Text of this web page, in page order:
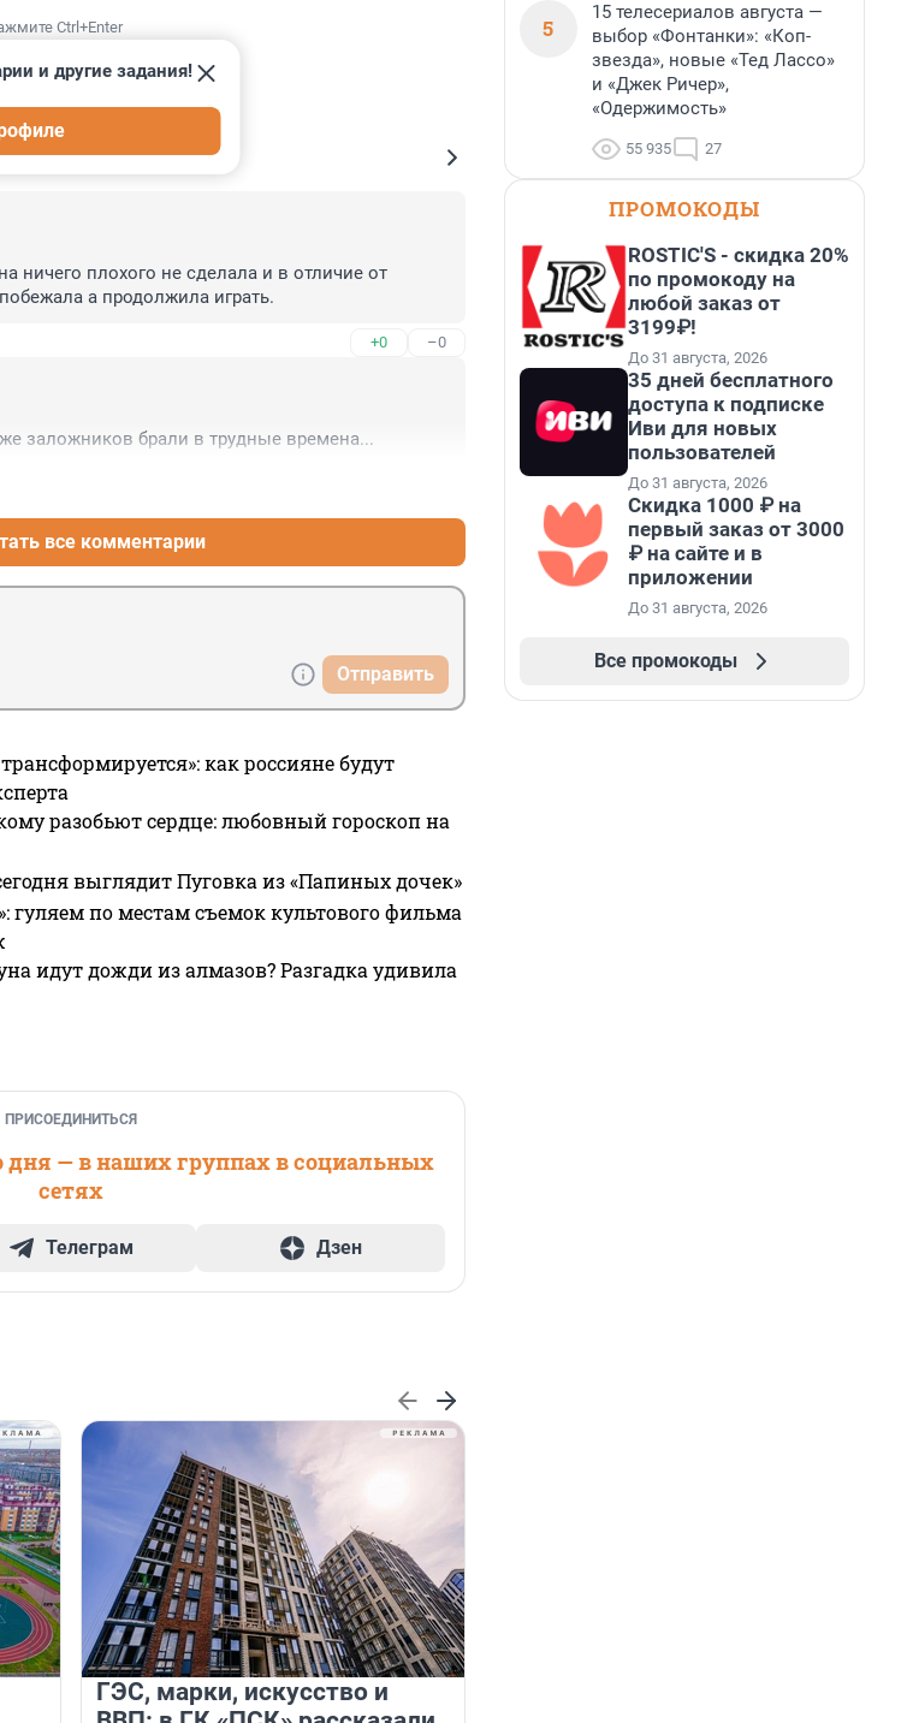
Ctrl+Enter
и другие задания!
ничего плохого не сделала и в отличие от
а продолжила играть.
+0 –0
заложников брали в трудные времена...
все комментарии
Отправить
как россияне будут
разобьют сердце: любовный гороскоп на
выглядит Пуговка из «Папиных дочек»
гуляем по местам съемок культового фильма
идут дожди из алмазов? Разгадка удивила
ПРИСОЕДИНИТЬСЯ
дня — в наших группах в социальных
сетях
Телеграм Дзен
ГЭС, марки, искусство и
5
15 телесериалов августа —
выбор «Фонтанки»: «Коп-
звезда», новые «Тед Лассо»
и «Джек Ричер»,
«Одержимость»
55 935 27
ПРОМОКОДЫ
ROSTIC'S - скидка 20%
по промокоду на
любой заказ от
3199₽!
До 31 августа, 2026
35 дней бесплатного
доступа к подписке
Иви для новых
пользователей
До 31 августа, 2026
Скидка 1000 ₽ на
первый заказ от 3000
₽ на сайте и в
приложении
До 31 августа, 2026
Все промокоды